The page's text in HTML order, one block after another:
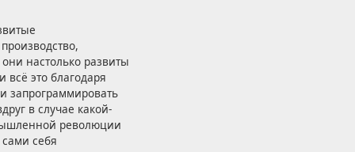
настолько развиты
всё это благодаря
запрограммировать
в случае какой-
революции
себя